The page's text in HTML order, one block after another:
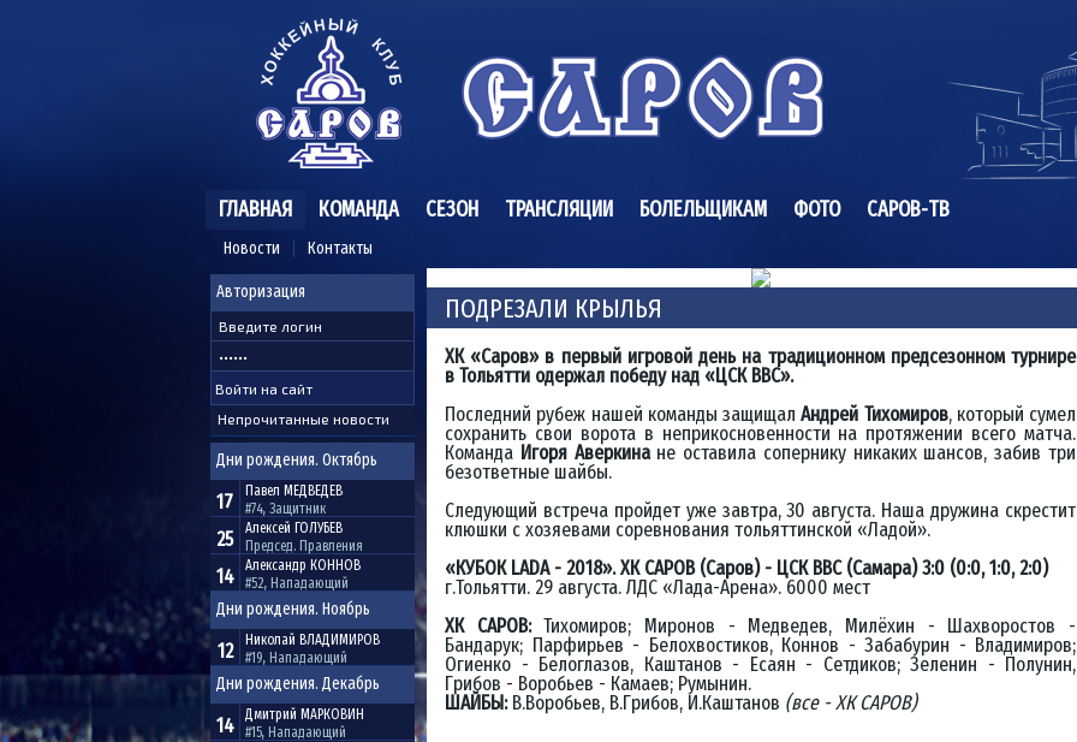
ГЛАВНАЯ
Новости Контакты
КОМАНДА СЕЗОН ТРАНСЛЯЦИИ БОЛЕЛЬЩИКАМ ФОТО САРОВ-ТВ
Авторизация
Непрочитанные новости
Дни рождения. Октябрь
17 Павел МЕДВЕДЕВ
#74, Защитник
25 Алексей ГОЛУБЕВ
Председ. Правления
14 Александр КОННОВ
#52, Нападающий
Дни рождения. Ноябрь
12 Николай ВЛАДИМИРОВ
#19, Нападающий
Дни рождения. Декабрь
14 Дмитрий МАРКОВИН
#15, Нападающий
ПОДРЕЗАЛИ КРЫЛЬЯ
ХК «Саров» в первый игровой день на традиционном предсезонном турнире
в Тольятти одержал победу над «ЦСК ВВС».
Последний рубеж нашей команды защищалАндрей Тихомиров, который сумел
сохранить свои ворота в неприкосновенности на протяжении всего матча.
Команда Игоря Аверкинане оставила сопернику никаких шансов, забив три
безответные шайбы.
Следующий встреча пройдет уже завтра, 30 августа. Наша дружина скрестит
клюшки с хозяевами соревнования тольяттинской «Ладой».
«КУБОК LADA - 2018». ХК САРОВ (Саров) - ЦСК ВВС (Самара) 3:0 (0:0, 1:0, 2:0)
г.Тольятти. 29 августа. ЛДС «Лада-Арена». 6000 мест
ХК САРОВ:Тихомиров; Миронов - Медведев, Милёхин - Шахворостов -
Бандарук; Парфирьев - Белохвостиков, Коннов - Забабурин - Владимиров;
Огиенко - Белоглазов, Каштанов - Есаян - Сетдиков; Зеленин - Полунин,
Грибов - Воробьев - Камаев; Румынин.
ШАЙБЫ:В.Воробьев, В.Грибов, И.Каштанов (все - ХК САРОВ)